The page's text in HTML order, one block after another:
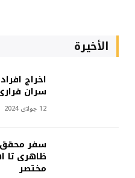
الأخيرة
اخراج
سران
12 جولای 2024
سفر محقق
ظاهری تا
مختصر